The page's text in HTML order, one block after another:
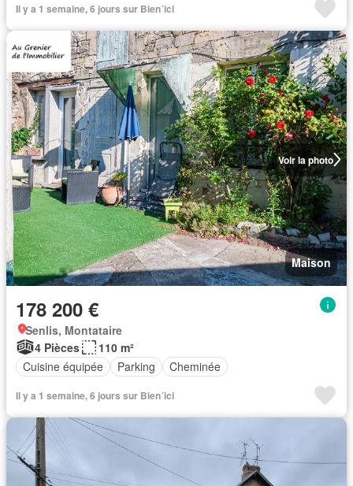
Il y a 1 semaine, 6 jours sur Bien´ici
Voir la photo
Maison
178 200 €
Senlis, Montataire
4 Pièces
110 m²
Cuisine équipée
Parking Cheminée
Il y a 1 semaine, 6 jours sur Bien´ici